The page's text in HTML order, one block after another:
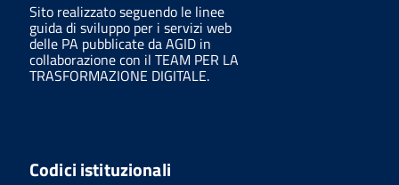
Sito realizzato seguendo le linee
guida di sviluppo per i servizi web
delle PA pubblicate da AGID in
collaborazione con il TEAM PER LA
TRASFORMAZIONE DIGITALE.
Codici istituzionali